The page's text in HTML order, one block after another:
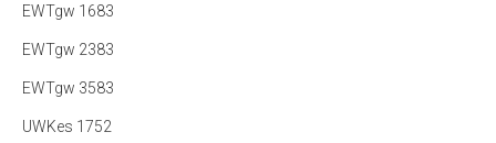
EWTgw 1683
EWTgw 2383
EWTgw 3583
UWKes 1752